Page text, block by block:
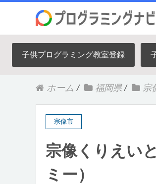
子供プログラミング教室登録
ホーム / 福岡県 / 宗
宗像市
宗像くりえい
ミー）